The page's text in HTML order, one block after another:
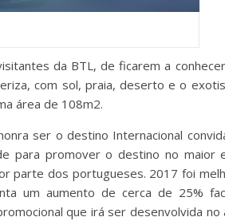
da BTL, de ficarem a
com sol, praia, deserto e o
área de 108m2.
ser o destino Internacional
para promover o destino no maior
parte dos portugueses. 2017 foi
um aumento de cerca de 25%
que irá ser desenvolvida no